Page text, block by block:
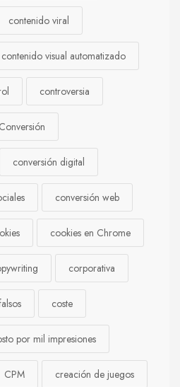
contenido viral
contenido visual automatizado
controversia
Conversión
conversión digital
conversión web
cookies en Chrome
corporativa
coste
por mil impresiones
CPM creación de juegos